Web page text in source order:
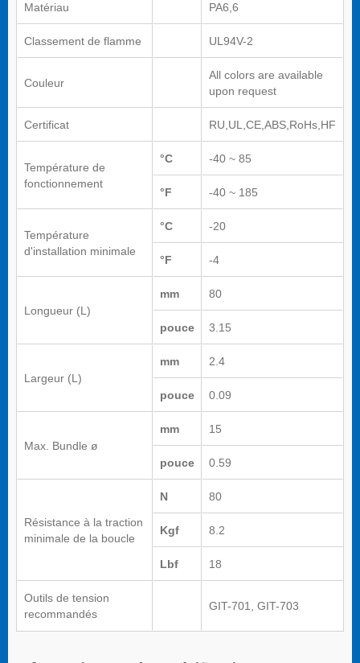
Matériau PA6,6
Classement de flamme UL94V-2
Couleur
All colors are available
upon request
Certificat RU,UL,CE,ABS,RoHs,HF
Température de
fonctionnement
°C -40 ~ 85
°F -40 ~ 185
Température
d'installation minimale
°C -20
°F -4
Longueur (L)
mm 80
pouce 3.15
Largeur (L)
mm 2.4
pouce 0.09
Max. Bundle ø
mm 15
pouce 0.59
Résistance à la traction
minimale de la boucle
N 80
Kgf 8.2
Lbf 18
Outils de tension
recommandés
GIT-701, GIT-703